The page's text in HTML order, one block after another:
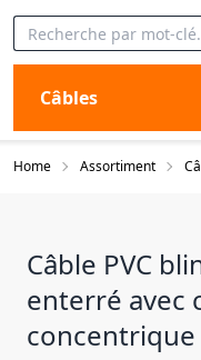
Câbles
Home Assortiment
Câble PVC
enterré avec
concentrique